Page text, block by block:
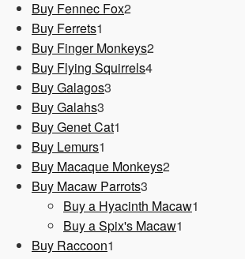
Produkte
Buy Fennec Fox22
Buy Ferrets1
Produkt
Buy Finger Monkeys22
Buy Flying Squirrels44
Buy Galagos3
Buy Galahs3
Produkte
Buy Genet Cat1
Buy Lemurs1
Produkt
Buy Macaque Monkeys22
Buy Macaw Parrots3
Produkte
Buy a Hyacinth Macaw1
Buy a Spix's Macaw1
Buy Raccoon1